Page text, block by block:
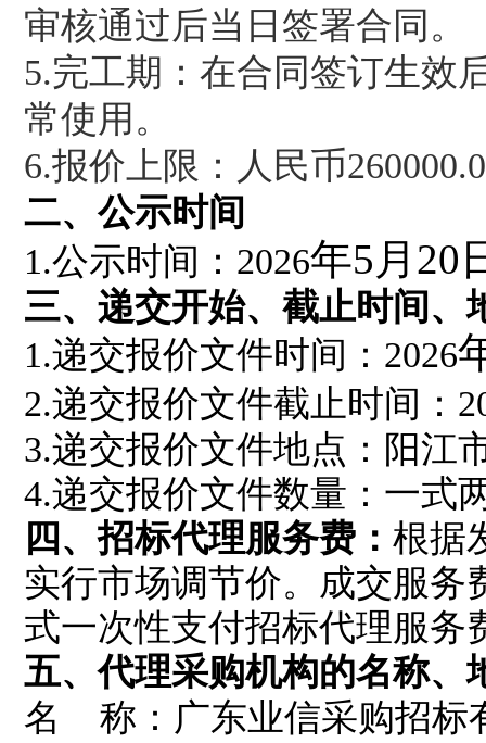
审核通过后当日签署合同。
5.完工期：在合同签订生效
常使用。
6.报价上限：人民币
二、 公示时间
1.公示时间：2026年5月20
三、 递交开始、 截止时间 、
1.递交报价文件时间 ：2026
2.递交报价文件截止时间 ：
3.递交报价文件地点：阳江
4.递交报价文件数量：一式
四、招标代理服务费： 根据
实行市场调节价。成交服务
式一次性支付招标代理服务
五、代理采购机构的名称、
名 称：广东业信采购招标